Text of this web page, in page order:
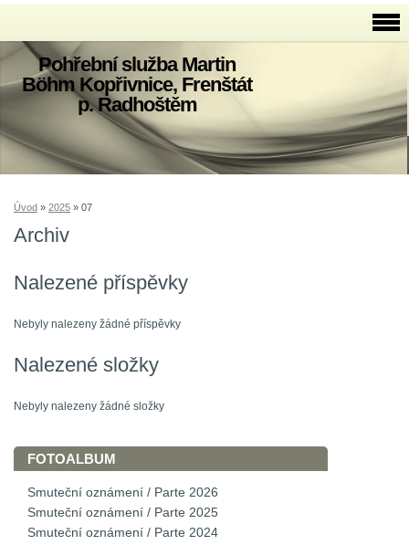
Pohřební služba Martin
Böhm Kopřivnice, Frenštát
p. Radhoštěm
Úvod » 2025 » 07
Archiv
Nalezené příspěvky
Nebyly nalezeny žádné příspěvky
Nalezené složky
Nebyly nalezeny žádné složky
FOTOALBUM
Smuteční oznámení / Parte 2026
Smuteční oznámení / Parte 2025
Smuteční oznámení / Parte 2024